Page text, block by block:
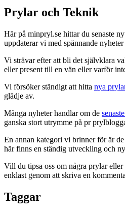
Prylar och Teknik
Här på minpryl.se hittar du senaste
uppdaterar vi med spännande
Vi strävar efter att bli det självklara
eller present till en vän eller varför
Vi försöker ständigt att hitta nya
glädje av.
Många nyheter handlar om de
ganska stort utrymme på pr
En annan kategori vi brinner för är de
här finns en ständig utveckling och
Vill du tipsa oss om några prylar eller
enklast genom att skriva en
Taggar